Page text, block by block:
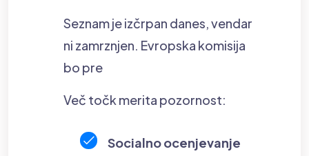
Seznam je izčrpan danes, vendar
ni zamrznjen. Evropska komisija
bo pre
Več točk merita pozornost:
Socialno ocenjevanje